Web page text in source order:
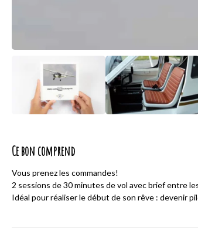
Ce bon comprend
Vous prenez les commandes!
2 sessions de 30 minutes de vol avec brief entre
Idéal pour réaliser le début de son rêve : devenir